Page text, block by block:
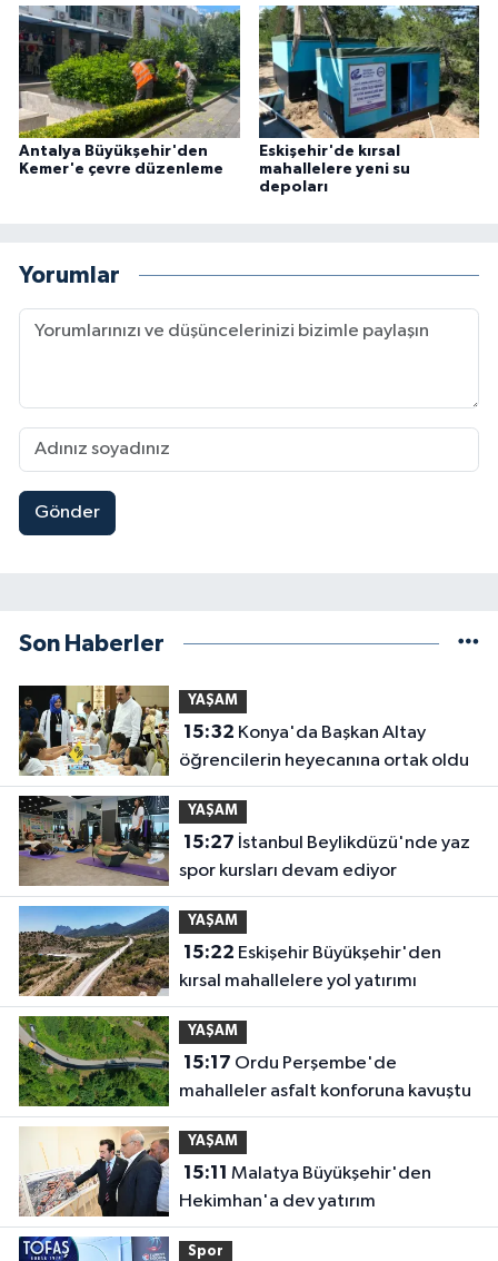
Antalya Büyükşehir'den
Kemer'e çevre düzenleme
Eskişehir'de kırsal
mahallelere yeni su
depoları
Yorumlar
Gönder
Son Haberler
YAŞAM
15:32
öğrencilerin heyecanına ortak oldu
YAŞAM
15:27
spor kursları devam ediyor
YAŞAM
15:22
kırsal mahallelere yol yatırımı
YAŞAM
15:17
mahalleler asfalt konforuna kavuştu
YAŞAM
15:11
Hekimhan'a dev yatırım
Spor